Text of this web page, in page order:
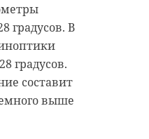
градусов. В
градусов.
составит
выше
вынуждены
кормят
вне гнезда.
может
Поэтому
парка.
лишнюю
и
мусор,
и покосили